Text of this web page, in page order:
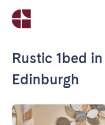
Rustic 1bed
Edinburgh